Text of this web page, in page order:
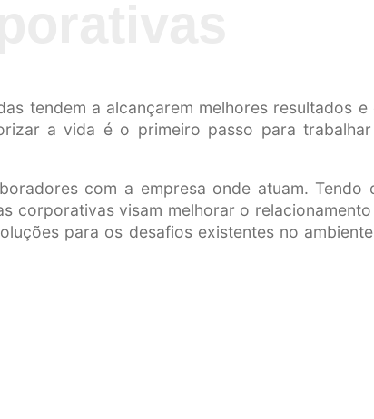
tendem a alcançarem melhores resultados e
a vida é o primeiro passo para
com a empresa onde atuam.
corporativas visam melhorar o
para os desafios existentes no